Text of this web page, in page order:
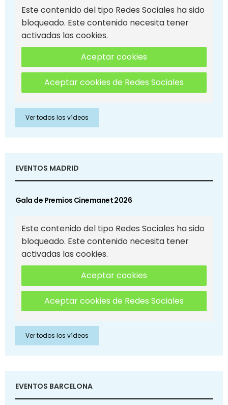
Este contenido del tipo Redes Sociales ha sido
bloqueado. Este contenido necesita tener
activadas las cookies.
Aceptar cookies
Aceptar cookies de Redes Sociales
Ver todos los vídeos
EVENTOS MADRID
Gala de Premios Cinemanet 2026
Este contenido del tipo Redes Sociales ha sido
bloqueado. Este contenido necesita tener
activadas las cookies.
Aceptar cookies
Aceptar cookies de Redes Sociales
Ver todos los vídeos
EVENTOS BARCELONA